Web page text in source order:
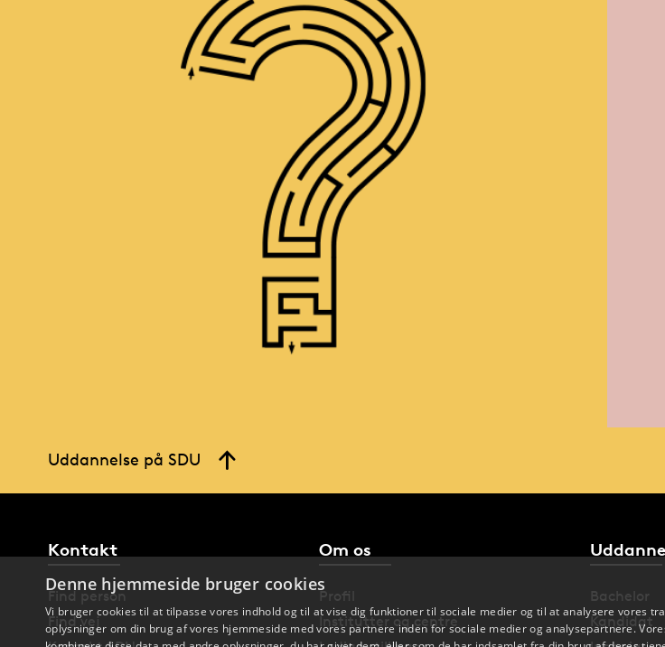
Uddannelse på SDU
Kontakt
Find person
Find vej
Om os
Profil
Institutter og centre
Bachelor
Kandidat
Denne hjemmeside bruger cookies
Vi bruger cookies til at tilpasse vores indhold og til at vise dig funktioner til sociale medier og til at analysere vores
oplysninger om din brug af vores hjemmeside med vores partnere inden for sociale medier og analysepartnere.